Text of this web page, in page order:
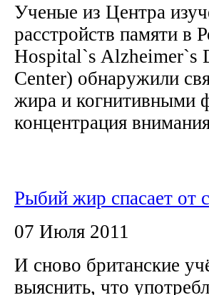
Ученые из Центра
расстройств памяти в
Hospital`s Alzheimer`s
Center) обнаружили
жира и когнитивными
концентрация
Рыбий жир спасает от
07 Июля 2011
И сново британские
выяснить, что